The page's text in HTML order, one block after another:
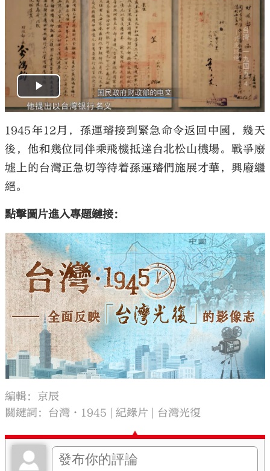
1945年12月，孫運璿接到緊急命令返回中國，幾天
後，他和幾位同伴乘飛機抵達台北松山機場。戰爭廢
墟上的台灣正急切等待着孫運璿們施展才華，興廢繼
絕。
點擊圖片進入專題鏈接：
編輯：京辰
關鍵詞： 台灣·1945 紀錄片 台灣光復